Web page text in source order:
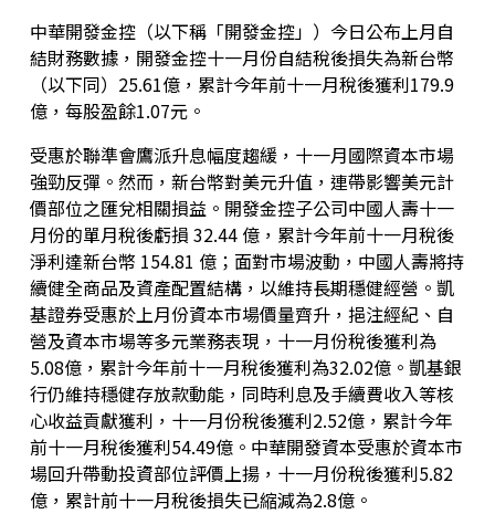
中華開發金控（以下稱「開發金控」）今日公布上月自
結財務數據，開發金控十一月份自結稅後損失為新台幣
（以下同） 25.61億，累計今年前十一月稅後獲利179.9
億，每股盈餘1.07元。
受惠於聯準會鷹派升息幅度趨緩，十一月國際資本市場
強勁反彈。然而，新台幣對美元升值，連帶影響美元計
價部位之匯兌相關損益。開發金控子公司中國人壽十一
月份的單月稅後虧損 32.44 億，累計今年前十一月稅後
淨利達新台幣 154.81 億；面對市場波動，中國人壽將持
續健全商品及資產配置結構，以維持長期穩健經營。凱
基證券受惠於上月份資本市場價量齊升，挹注經紀、自
營及資本市場等多元業務表現，十一月份稅後獲利為
5.08億，累計今年前十一月稅後獲利為32.02億。凱基銀
行仍維持穩健存放款動能，同時利息及手續費收入等核
心收益貢獻獲利，十一月份稅後獲利2.52億，累計今年
前十一月稅後獲利54.49億。中華開發資本受惠於資本市
場回升帶動投資部位評價上揚，十一月份稅後獲利5.82
億，累計前十一月稅後損失已縮減為2.8億。